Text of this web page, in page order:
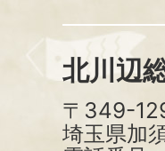
北川辺
〒349-
埼玉県加